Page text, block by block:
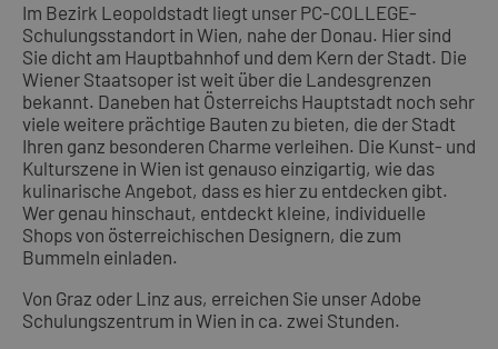
Im Bezirk Leopoldstadt liegt unser PC-COLLEGE-
Schulungsstandort in Wien, nahe der Donau. Hier sind
Sie dicht am Hauptbahnhof und dem Kern der Stadt. Die
Wiener Staatsoper ist weit über die Landesgrenzen
bekannt. Daneben hat Österreichs Hauptstadt noch sehr
viele weitere prächtige Bauten zu bieten, die der Stadt
Ihren ganz besonderen Charme verleihen. Die Kunst- und
Kulturszene in Wien ist genauso einzigartig, wie das
kulinarische Angebot, dass es hier zu entdecken gibt.
Wer genau hinschaut, entdeckt kleine, individuelle
Shops von österreichischen Designern, die zum
Bummeln einladen.
Von Graz oder Linz aus, erreichen Sie unser Adobe
Schulungszentrum in Wien in ca. zwei Stunden.